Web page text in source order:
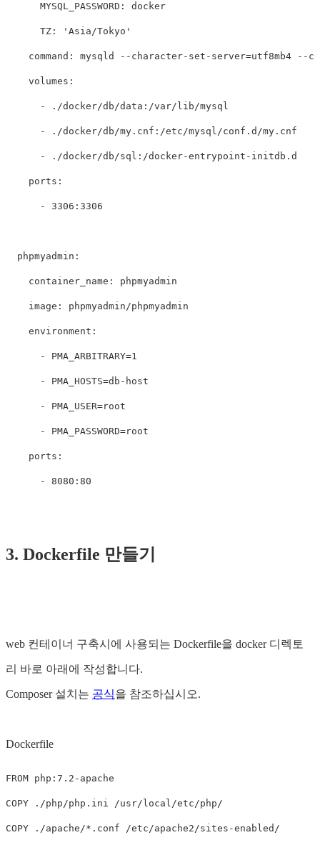
MYSQL_PASSWORD : docker
TZ : ' Asia/Tokyo'
command : mysqld --character-set-server=utf8mb4 --
volumes :
- ./docker/db/data:/var/lib/mysql
- ./docker/db/my.cnf:/etc/mysql/conf.d/my.cnf
- ./docker/db/sql:/docker-entrypoint-initdb.d
ports :
- 3306:3306
phpmyadmin :
container_name : phpmyadmin
image : phpmyadmin/phpmyadmin
environment :
- PMA_ARBITRARY=1
- PMA_HOSTS=db-host
- PMA_USER=root
- PMA_PASSWORD=root
ports :
- 8080:80
3. Dockerfile 만들기
web 컨테이너 구축시에 사용되는 Dockerfile을 docker 디렉토
리 바로 아래에 작성합니다.
Composer 설치는 공식을 참조하십시오.
Dockerfile
FROM php:7.2-apache
COPY ./php/php.ini /usr/local/etc/php/
COPY ./apache/*.conf /etc/apache2/sites-enabled/